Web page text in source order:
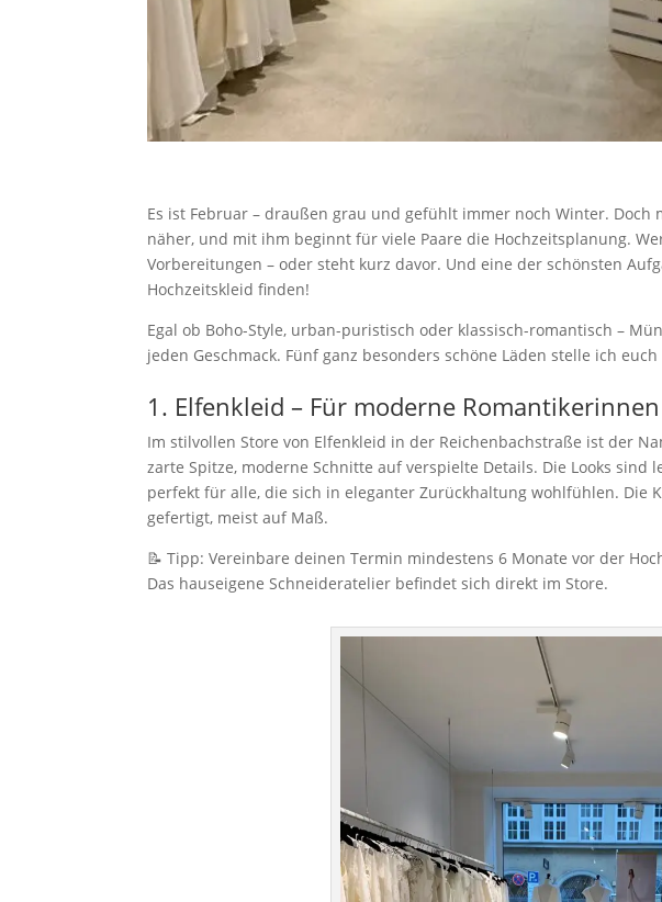
Es ist Februar – draußen grau und gefühlt immer noch Winter.
näher, und mit ihm beginnt für viele Paare die Hochzeitsplanung.
Vorbereitungen – oder steht kurz davor. Und eine der schönsten
Hochzeitskleid finden!
Egal ob Boho-Style, urban-puristisch oder klassisch-romantisch –
jeden Geschmack. Fünf ganz besonders schöne Läden stelle ich
1. Elfenkleid – Für moderne Romantikerinnen
Im stilvollen Store von Elfenkleid in der Reichenbachstraße ist der
zarte Spitze, moderne Schnitte auf verspielte Details. Die Looks
perfekt für alle, die sich in eleganter Zurückhaltung wohlfühlen. Die
gefertigt, meist auf Maß.
📝 Tipp: Vereinbare deinen Termin mindestens 6 Monate vor der
Das hauseigene Schneideratelier befindet sich direkt im Store.